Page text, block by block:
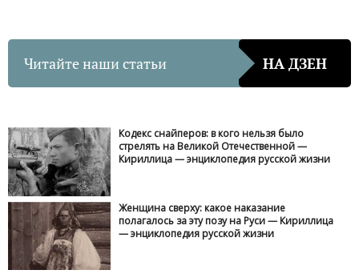
Читайте наши статьи НА ДЗЕН
Кодекс снайперов: в кого нельзя было
стрелять на Великой Отечественной —
Кириллица — энциклопедия русской жизни
Женщина сверху: какое наказание
полагалось за эту позу на Руси — Кириллица
— энциклопедия русской жизни